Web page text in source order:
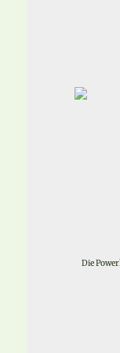
Die